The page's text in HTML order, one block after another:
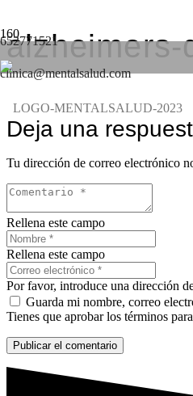
652771521
clinica@mentalsalud.com
alzheimers-
Deja una
Tu dirección de correo electrónico
Rellena este campo
Rellena este campo
Por favor, introduce una dirección
Guarda mi nombre, correo
Tienes que aprobar los términos
Publicar el comentario